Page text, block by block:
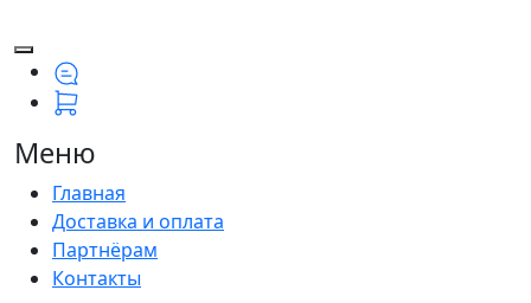
Меню
Главная
Доставка и оплата
Партнёрам
Контакты